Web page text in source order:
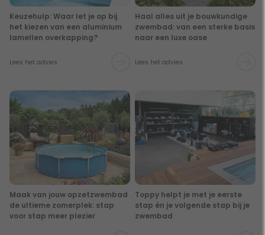
Keuzehulp: Waar let je op bij
het kiezen van een aluminium
lamellen overkapping?
Lees het advies
Haal alles uit je bouwkundige
zwembad: van een sterke basis
naar een luxe oase
Lees het advies
Maak van jouw opzetzwembad
de ultieme zomerplek: stap
voor stap meer plezier
Toppy helpt je met je eerste
stap én je volgende stap bij je
zwembad